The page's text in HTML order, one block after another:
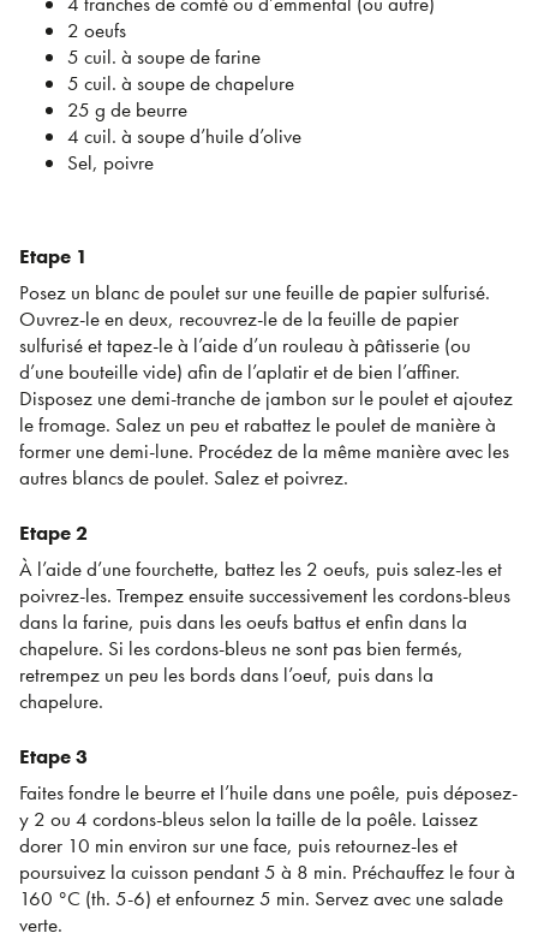
2 oeufs
5 cuil. à soupe de farine
5 cuil. à soupe de chapelure
25 g de beurre
4 cuil. à soupe d’huile d’olive
Sel, poivre
Etape 1
Posez un blanc de poulet sur une feuille de papier sulfurisé.
Ouvrez-le en deux, recouvrez-le de la feuille de papier
sulfurisé et tapez-le à l’aide d’un rouleau à pâtisserie (ou
d’une bouteille vide) afin de l’aplatir et de bien l’affiner.
Disposez une demi-tranche de jambon sur le poulet et ajoutez
le fromage. Salez un peu et rabattez le poulet de manière à
former une demi-lune. Procédez de la même manière avec les
autres blancs de poulet. Salez et poivrez.
Etape 2
À l’aide d’une fourchette, battez les 2 oeufs, puis salez-les et
poivrez-les. Trempez ensuite successivement les cordons-bleus
dans la farine, puis dans les oeufs battus et enfin dans la
chapelure. Si les cordons-bleus ne sont pas bien fermés,
retrempez un peu les bords dans l’oeuf, puis dans la
chapelure.
Etape 3
Faites fondre le beurre et l’huile dans une poêle, puis déposez-
y 2 ou 4 cordons-bleus selon la taille de la poêle. Laissez
dorer 10 min environ sur une face, puis retournez-les et
poursuivez la cuisson pendant 5 à 8 min. Préchauffez le four à
160 °C (th. 5-6) et enfournez 5 min. Servez avec une salade
verte.